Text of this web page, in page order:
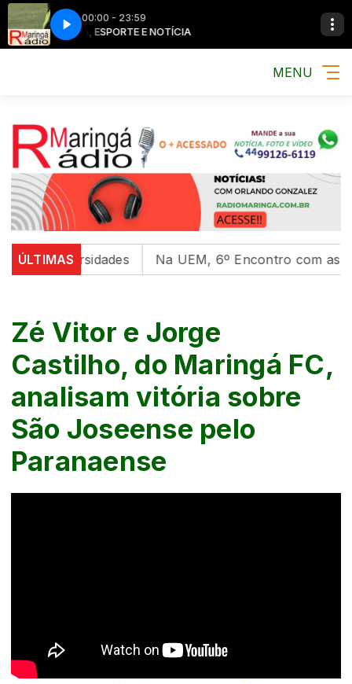
00:00 - 23:59
MÚSICA, ESPORTE E NOTÍCIA MÚSICA,
MENU
ÚLTIMAS
universidades Na UEM, 6º Encontro com as
Zé Vitor e Jorge
Castilho, do Maringá FC,
analisam vitória sobre
São Joseense pelo
Paranaense